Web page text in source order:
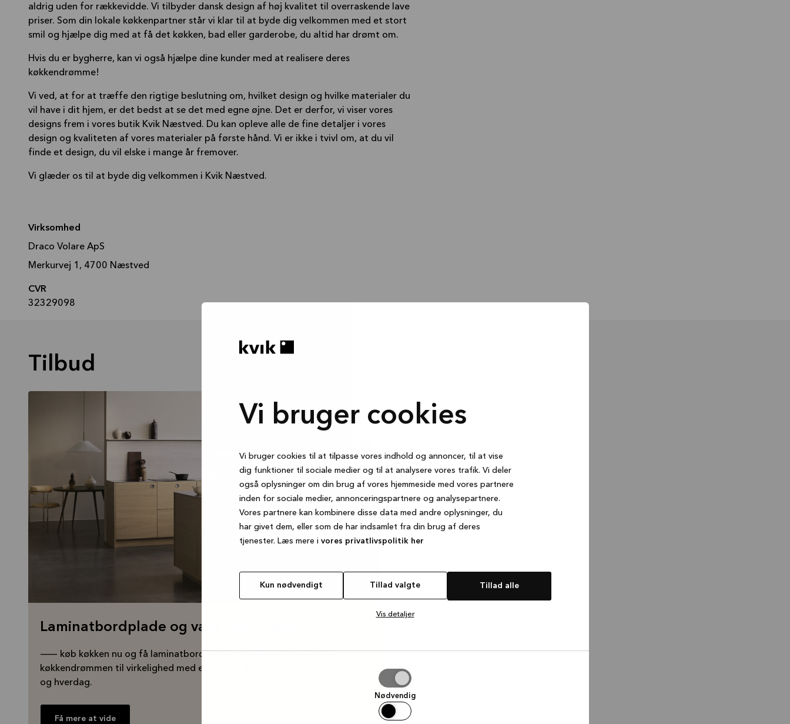
Vi bruger cookies
Vi bruger cookies til at tilpasse vores indhold og annoncer, til at vise
dig funktioner til sociale medier og til at analysere vores trafik. Vi deler
også oplysninger om din brug af vores hjemmeside med vores partnere
inden for sociale medier, annonceringspartnere og analysepartnere.
Vores partnere kan kombinere disse data med andre oplysninger, du
har givet dem, eller som de har indsamlet fra din brug af deres
tjenester. Læs mere i vores privatlivspolitik her
Kun nødvendigt Tillad valgte Tillad alle
Vis detaljer
Nødvendig
aldrig uden for rækkevidde. Vi tilbyder dansk design af høj kvalitet til overraskende lave
priser. Som din lokale køkkenpartner står vi klar til at byde dig velkommen med et stort
smil og hjælpe dig med at få det køkken, bad eller garderobe, du altid har drømt om.
Hvis du er bygherre, kan vi også hjælpe dine kunder med at realisere deres
køkkendrømme!
Vi ved, at for at træffe den rigtige beslutning om, hvilket design og hvilke materialer du
vil have i dit hjem, er det bedst at se det med egne øjne. Det er derfor, vi viser vores
designs frem i vores butik Kvik Næstved. Du kan opleve alle de fine detaljer i vores
design og kvaliteten af vores materialer på første hånd. Vi er ikke i tvivl om, at du vil
finde et design, du vil elske i mange år fremover.
Vi glæder os til at byde dig velkommen i Kvik Næstved.
Virksomhed
Draco Volare ApS
Merkurvej 1, 4700 Næstved
CVR
32329098
Tilbud
Laminatbordplade og vask med i købet
— køb køkken nu og få laminatbordplade og vask med i købet. Gør
køkkendrømmen til virkelighed med et design, der passer til både din stil
og hverdag.
Få mere at vide